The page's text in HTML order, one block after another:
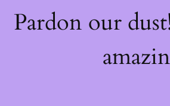
Pardon our